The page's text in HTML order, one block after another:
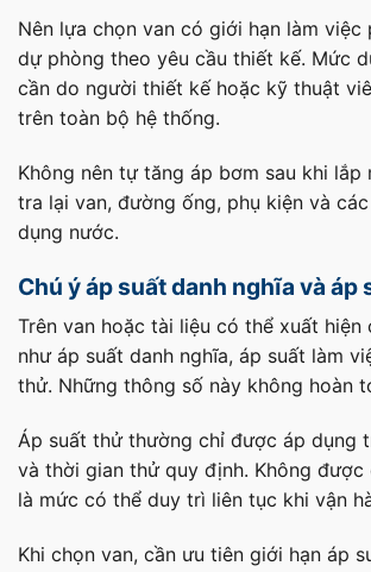
Nên lựa chọn van có giới hạn làm việc
dự phòng theo yêu cầu thiết kế. Mức
cần do người thiết kế hoặc kỹ thuật
trên toàn bộ hệ thống.
Không nên tự tăng áp bơm sau khi lắp
tra lại van, đường ống, phụ kiện và
dụng nước.
Chú ý áp suất danh nghĩa và áp
Trên van hoặc tài liệu có thể xuất hiện
như áp suất danh nghĩa, áp suất làm
thử. Những thông số này không hoàn
Áp suất thử thường chỉ được áp dụng
và thời gian thử quy định. Không
là mức có thể duy trì liên tục khi vận
Khi chọn van, cần ưu tiên giới hạn áp